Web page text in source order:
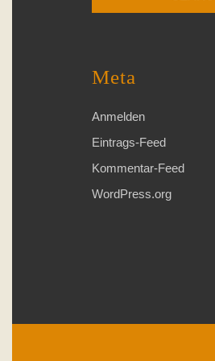
Meta
Anmelden
Eintrags-Feed
Kommentar-Feed
WordPress.org